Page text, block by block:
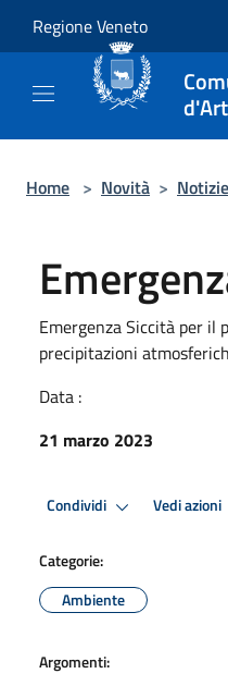
Regione Veneto
Home > Novità > Notizie
Emergenza Siccità per il
precipitazioni
Data :
21 marzo 2023
Condividi Vedi azioni
Categorie:
Ambiente
Argomenti: